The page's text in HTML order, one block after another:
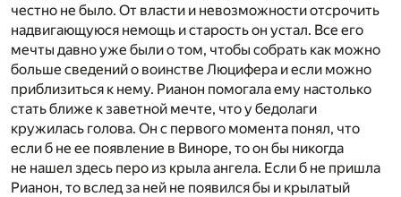
честно не было. От власти и невозможности отсрочить
надвигающуюся немощь и старость он устал. Все его
мечты давно уже были о том, чтобы собрать как можно
больше сведений о воинстве Люцифера и если можно
приблизиться к нему. Рианон помогала ему настолько
стать ближе к заветной мечте, что у бедолаги
кружилась голова. Он с первого момента понял, что
если б не ее появление в Виноре, то он бы никогда
не нашел здесь перо из крыла ангела. Если б не пришла
Рианон, то вслед за ней не появился бы и крылатый